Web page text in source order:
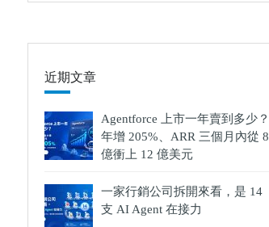
件
結
果
近期文章
Agentforce 上市一年賣到多少？
年增 205%、ARR 三個月內從 8
億衝上 12 億美元
一家行銷公司拆開來看，是 14
支 AI Agent 在接力